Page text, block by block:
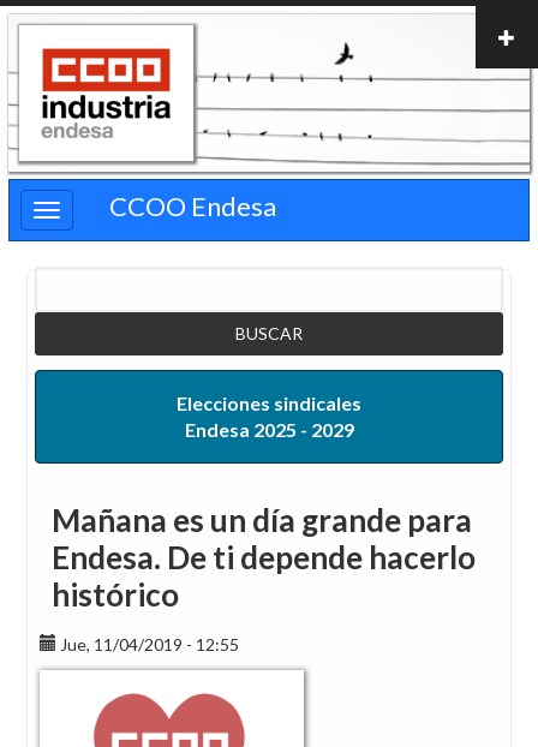
Pasar
contenido
principal
CCOO Endesa
Elecciones sindicales
Endesa 2025 - 2029
Mañana es un día grande para
Endesa. De ti depende hacerlo
histórico
Jue, 11/04/2019 - 12:55